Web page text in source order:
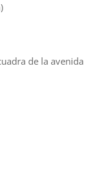
de la avenida